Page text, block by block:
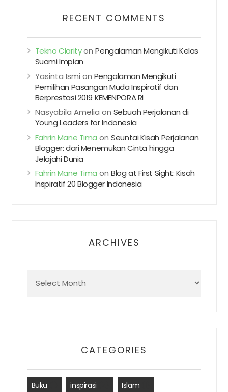
RECENT COMMENTS
Tekno ClarityonPengalaman Mengikuti Kelas
Suami Impian
Yasinta Ismi on Pengalaman Mengikuti
Pemilihan Pasangan Muda Inspiratif dan
Berprestasi 2019 KEMENPORA RI
Nasyabila Amelia on Sebuah Perjalanan di
Young Leaders for Indonesia
Fahrin Mane Tima onSeuntai Kisah Perjalanan
Blogger: dari Menemukan Cinta hingga
Jelajahi Dunia
Fahrin Mane Tima onBlog at First Sight: Kisah
Inspiratif 20 Blogger Indonesia
ARCHIVES
CATEGORIES
Buku inspirasi Islam